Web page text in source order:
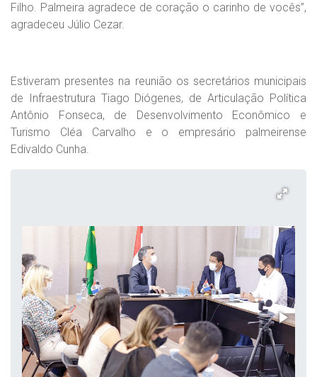
Filho. Palmeira agradece de coração o carinho de vocês”,
agradeceu Júlio Cezar.
Estiveram presentes na reunião os secretários municipais
de Infraestrutura Tiago Diógenes, de Articulação Política
Antônio Fonseca, de Desenvolvimento Econômico e
Turismo Cléa Carvalho e o empresário palmeirense
Edivaldo Cunha.